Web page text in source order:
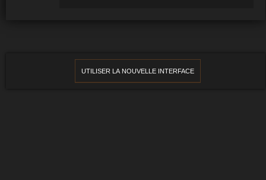
UTILISER LA NOUVELLE INTERFACE